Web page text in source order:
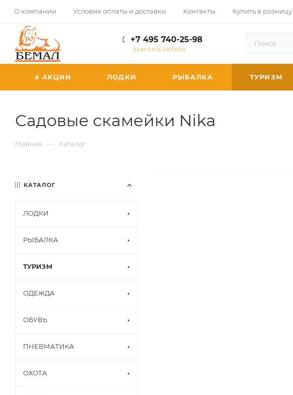
О компании Условия оплаты и доставки Контакты Купить в розницу
+7 495 740-25-98
ЗАКАЗАТЬ ЗВОНОК
АКЦИИ ЛОДКИ РЫБАЛКА ТУРИЗМ
Садовые скамейки Nika
Главная — Каталог
КАТАЛОГ
ЛОДКИ
РЫБАЛКА
ТУРИЗМ
ОДЕЖДА
ОБУВЬ
ПНЕВМАТИКА
ОХОТА